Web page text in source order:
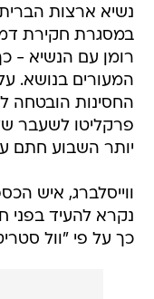
נשיא ארצות
במסגרת חקירת
רומן עם הנשיא -
המעורים בנושא.
החסינות הובטחה
פרקליטו לשעבר
יותר השבוע חתם
ווייסלברג, איש
נקרא להעיד בפני
כך על פי "וול